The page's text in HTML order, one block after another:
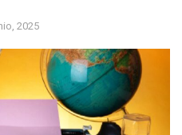
2025